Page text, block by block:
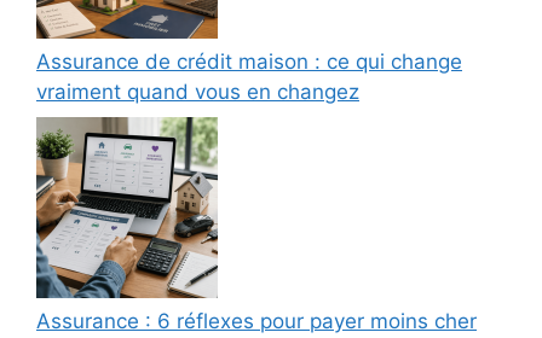
Assurance de crédit maison : ce qui change
vraiment quand vous en changez
Assurance : 6 réflexes pour payer moins cher